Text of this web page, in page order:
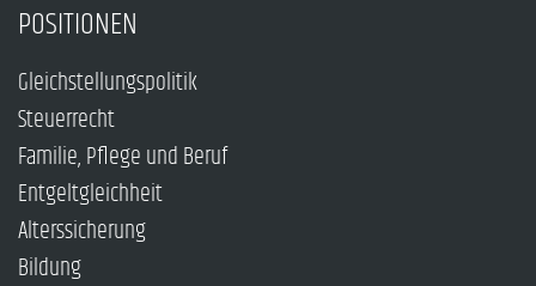
POSITIONEN
Gleichstellungspolitik
Steuerrecht
Familie, Pflege und Beruf
Entgeltgleichheit
Alterssicherung
Bildung